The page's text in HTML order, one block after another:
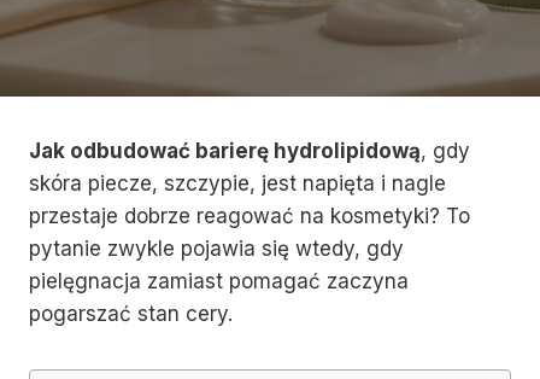
Jak odbudować barierę hydrolipidową, gdy
skóra piecze, szczypie, jest napięta i nagle
przestaje dobrze reagować na kosmetyki? To
pytanie zwykle pojawia się wtedy, gdy
pielęgnacja zamiast pomagać zaczyna
pogarszać stan cery.